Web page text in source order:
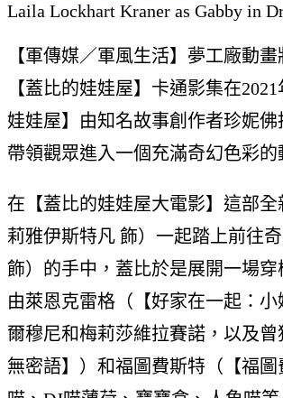
Laila Lockhart Kraner as Gabby in
【軍傳媒／軍風生活】夢工廠動
【蓋比的娃娃屋】卡通影集在
娃娃屋】由知名故事創作者珍妮
帶領觀眾進入一個充滿奇幻色彩
在【蓋比的娃娃屋大電影】這部
莉雅伊斯特凡 飾）一起踏上前往
飾）的手中，蓋比於是展開一場
由萊恩克雷格（【好家在一起：
爾穆尼和梅莉莎維拉賽諾，以及
無密語】）和福圖費斯特（【福